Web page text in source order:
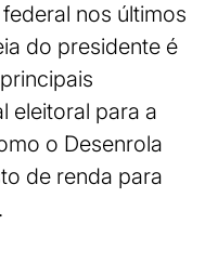
nos últimos
do presidente é
eleitoral para a
o Desenrola
de renda para